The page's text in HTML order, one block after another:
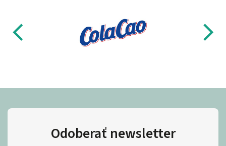
Odoberať newsletter